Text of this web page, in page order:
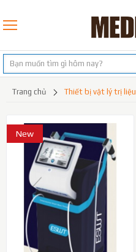
trang chủ thiết bị vật lý trị liệu
New